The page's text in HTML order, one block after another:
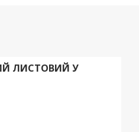
ЛИСТОВИЙ У